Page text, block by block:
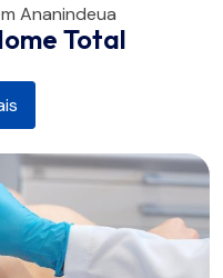
Ananindeua
Total